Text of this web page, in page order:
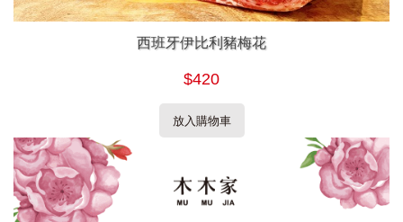
西班牙伊比利豬梅花
$420
放入購物車